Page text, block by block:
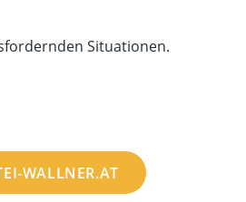
Situationen.
WALLNER.AT